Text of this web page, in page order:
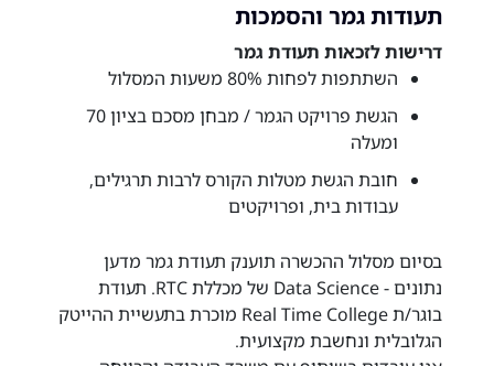
תעודות גמר והסמכות
דרישות לזכאות תעודת גמר
השתתפות לפחות 80% משעות המסלול
הגשת פרויקט הגמר / מבחן מסכם בציון 70
ומעלה
חובת הגשת מטלות הקורס לרבות תרגילים,
עבודות בית, ופרויקטים
בסיום מסלול ההכשרה תוענק תעודת גמר מדען
נתונים - Data Science של מכללת RTC. תעודת
בוגר/ת Real Time College מוכרת בתעשיית ההייטק
הגלובלית ונחשבת מקצועית.